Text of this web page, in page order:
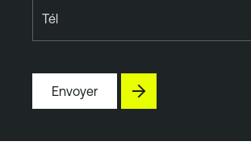
Tél
Envoyer